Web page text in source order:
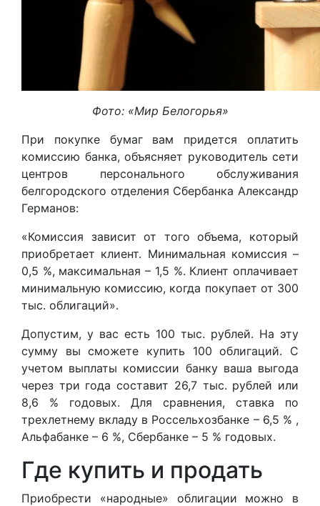
Фото: «Мир Белогорья»
При покупке бумаг вам придется оплатить
комиссию банка, объясняет руководитель сети
центров персонального обслуживания
белгородского отделения Сбербанка Александр
Германов:
«Комиссия зависит от того объема, который
приобретает клиент. Минимальная комиссия –
0,5 %, максимальная – 1,5 %. Клиент оплачивает
минимальную комиссию, когда покупает от 300
тыс. облигаций».
Допустим, у вас есть 100 тыс. рублей. На эту
сумму вы сможете купить 100 облигаций. С
учетом выплаты комиссии банку ваша выгода
через три года составит 26,7 тыс. рублей или
8,6 % годовых. Для сравнения, ставка по
трехлетнему вкладу в Россельхозбанке – 6,5 % ,
Альфабанке – 6 %, Сбербанке – 5 % годовых.
Где купить и продать
Приобрести «народные» облигации можно в